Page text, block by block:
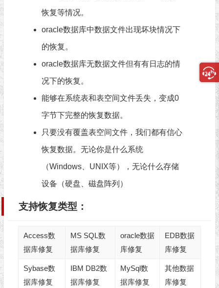
恢复等情况。
oracle数据库中数据文件出现坏块情况下
的恢复。
oracle数据库无数据文件但有有日志的情
况下的恢复。
能够在系统表和表空间文件丢失，变成0
字节下完整的恢复数据。
只要没有覆盖表空间文件，我们都有信心
恢复数据。无论你是什么系统
（Windows、UNIX等），无论什么存储
设备（硬盘、磁盘阵列）
支持恢复类型：
Access数
据库修复
MS SQL数
据库修复
oracle数据
库修复
EDB数据
库修复
Sybase数
据库修复
IBM DB2数
据库修复
MySql数
据库修复
其他数据
库修复